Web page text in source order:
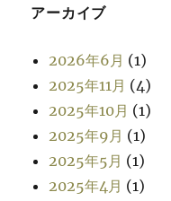
アーカイブ
2026年6月 (1)
2025年11月 (4)
2025年10月 (1)
2025年9月 (1)
2025年5月 (1)
2025年4月 (1)